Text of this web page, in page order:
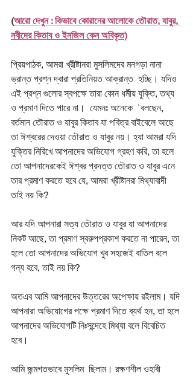
(আরো দেখুন : কিভাবে কোরানের আলোকে তৌরাত, যাবুর,
নবীদের কিতাব ও ইনজিল কেন অবিকৃত)
প্রিয়পাঠক, আমরা খ্রীষ্টানরা মুসলিমদের মনগড়া নানা
ভ্রান্ত প্রশ্ন দ্বারা প্রতিনিয়ত আক্রান্ত  হচ্ছি। যদিও
এই প্রশ্ন গুলোর স্বপক্ষে তারা কোন ধর্মীয় যুক্তি, তথ্য
ও প্রমাণ দিতে পারে না।  যেমনঃ অনেকে  `বলছেন,
বর্তমান তৌরাত ও যাবুর কিতাব যা পবিত্র বাইবেলে আছে
তা ঈশ্বরের দেওয়া তৌরাত ও যাবুর নয়। হ্যা আমরা যদি
যুক্তির নিরিখে আপনাদের অভিযোগ গ্রহণ করি, তা হলে
তো আপনাদেরকেই ঈশ্বর প্রদত্ত তৌরাত ও যাবুর এনে
তার প্রমাণ করতে হবে যে, আমরা খ্রীষ্টানরা মিথ্যাবাদী
তাই নয় কি?
আর যদি আপনারা সত্য তৌরাত ও যাবুর যা আপনাদের
নিকট আছে, তা প্রমাণ স্বরুপপ্রকাশ করতে না পারেন, তা
হলে তো আপনাদের অভিযোগ খুব সহজেই বাতিল বলে
গন্য হবে, তাই নয় কি?
অতএব আমি আপনাদের উত্তরের অপেক্ষায় রইলাম। যদি
আপনারা অভিযোগের পক্ষে প্রমাণ দিতে ব্যর্থ হন, তা হলে
আপনাদের অভিযোগটি নিঃসন্দেহে মিথ্যা বলে বিবেচিত
হবে।
আমি জন্মগতভাবে মুসলিম  ছিলাম। রক্ষণশীল ওহাবী